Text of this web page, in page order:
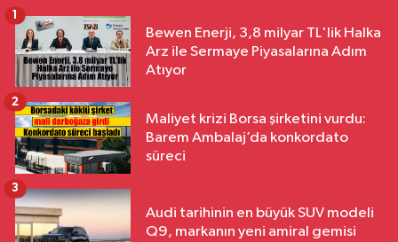
Bewen Enerji, 3,8 milyar TL'lik Halka
Arz ile Sermaye Piyasalarına Adım
Atıyor
1
Maliyet krizi Borsa şirketini vurdu:
Barem Ambalaj’da konkordato
süreci
2
Audi tarihinin en büyük SUV modeli
Q9, markanın yeni amiral gemisi
3